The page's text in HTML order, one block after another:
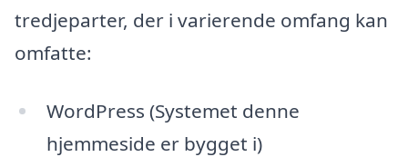
tredjeparter, der i varierende omfang kan
omfatte:
WordPress (Systemet denne
hjemmeside er bygget i)